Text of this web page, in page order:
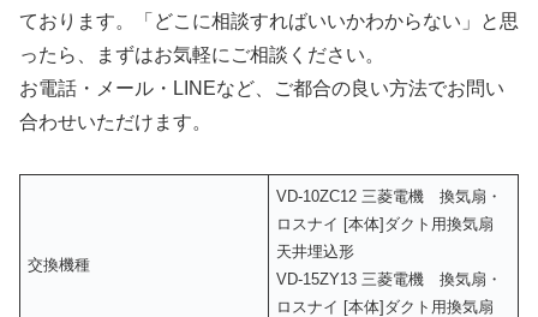
ております。「どこに相談すればいいかわからない」と思
ったら、まずはお気軽にご相談ください。
お電話・メール・LINEなど、ご都合の良い方法でお問い
合わせいただけます。
交換機種
VD-10ZC12 三菱電機 換気扇・
ロスナイ [本体]ダクト用換気扇
天井埋込形
VD-15ZY13 三菱電機 換気扇・
ロスナイ [本体]ダクト用換気扇